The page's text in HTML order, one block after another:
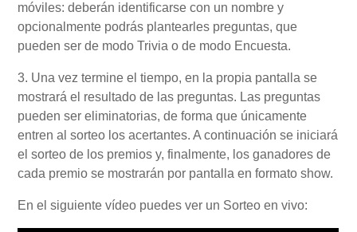
móviles: deberán identificarse con un nombre y
opcionalmente podrás plantearles preguntas, que
pueden ser de modo Trivia o de modo Encuesta.
3. Una vez termine el tiempo, en la propia pantalla se
mostrará el resultado de las preguntas. Las preguntas
pueden ser eliminatorias, de forma que únicamente
entren al sorteo los acertantes. A continuación se iniciará
el sorteo de los premios y, finalmente, los ganadores de
cada premio se mostrarán por pantalla en formato show.
En el siguiente vídeo puedes ver un Sorteo en vivo: